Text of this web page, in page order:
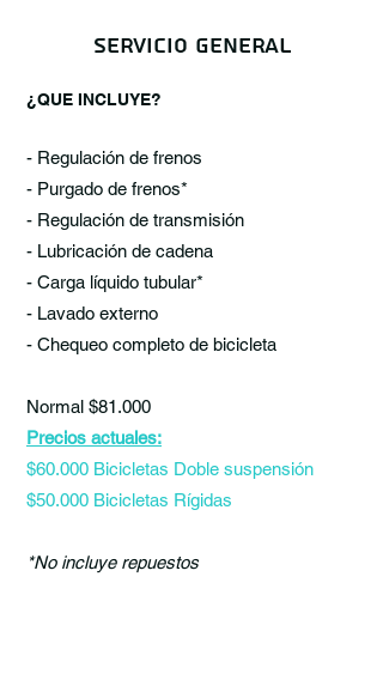
servicio general
¿QUE INCLUYE?
- Regulación de frenos
- Purgado de frenos*
- Regulación de transmisión
- Lubricación de cadena
- Carga líquido tubular*
- Lavado externo
- Chequeo completo de bicicleta
Normal $81.000
Precios actuales:
$60.000 Bicicletas Doble suspensión
$50.000 Bicicletas Rígidas
*No incluye repuestos